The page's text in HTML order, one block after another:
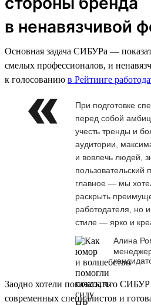
в ненавязчивой
Основная задача СИБУРа —
смелых профессионалов, и
к голосованию в Рейтинге
При подготовке
перед собой
учесть тренды и
аудитории,
и вовлечь людей,
пользовательский
главное — мы
раскрыть
работодателя, но
стиле — ярко и
Алина
Заодно хотели показать, что
современных специалистов и